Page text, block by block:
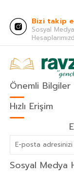
Bizi takip
Sosyal Medya
Önemli Bilgiler
Hızlı Erişim
Sosyal Medya